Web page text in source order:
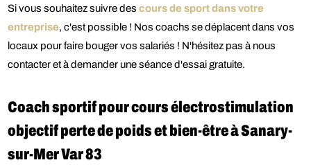
Si vous souhaitez suivre descours de sport dans votre
entreprise, c'est possible ! Nos coachs se déplacent dans vos
locaux pour faire bouger vos salariés ! N'hésitez pas à nous
contacter et à demander une séance d'essai gratuite.
Coach sportif pour cours électrostimulation
objectif perte de poids et bien-être à Sanary-
sur-Mer Var 83